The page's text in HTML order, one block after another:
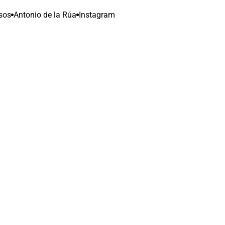
Antonio de la Rúa Instagram